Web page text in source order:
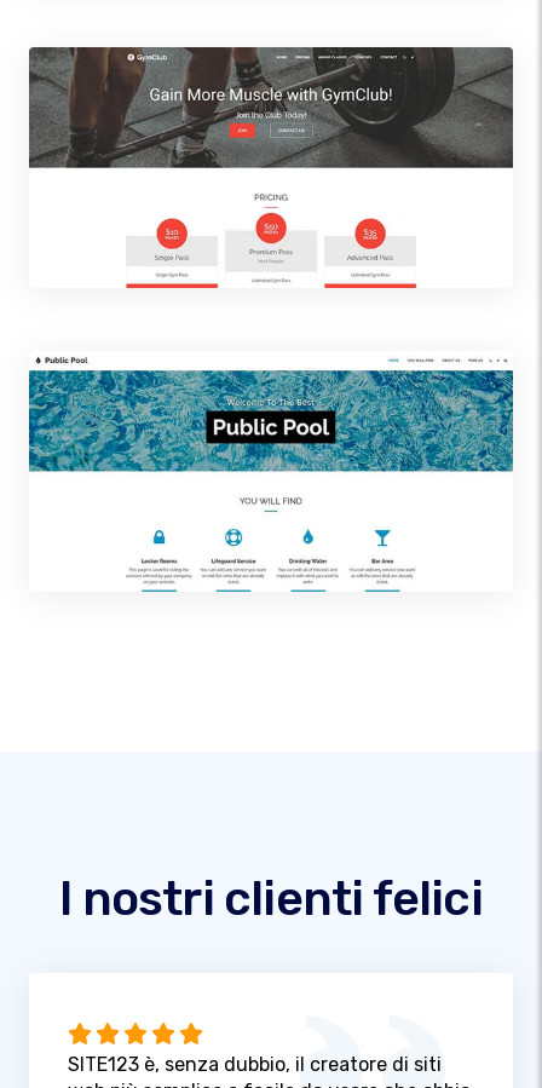
I nostri clienti felici
SITE123 è, senza dubbio, il creatore di siti